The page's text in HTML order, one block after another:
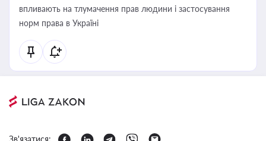
впливають на тлумачення прав людини і застосування
норм права в Україні
Зв'язатися: